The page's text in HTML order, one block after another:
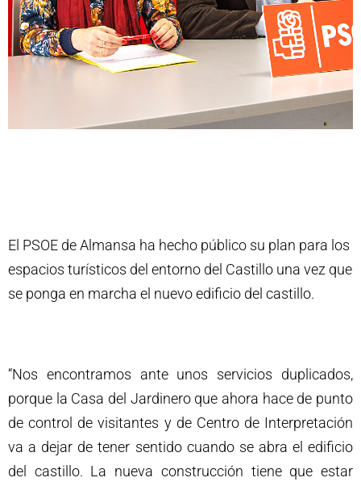
El PSOE de Almansa ha hecho público su plan para los
espacios turísticos del entorno del Castillo una vez que
se ponga en marcha el nuevo edificio del castillo.
“Nos encontramos ante unos servicios duplicados,
porque la Casa del Jardinero que ahora hace de punto
de control de visitantes y de Centro de Interpretación
va a dejar de tener sentido cuando se abra el edificio
del castillo. La nueva construcción tiene que estar